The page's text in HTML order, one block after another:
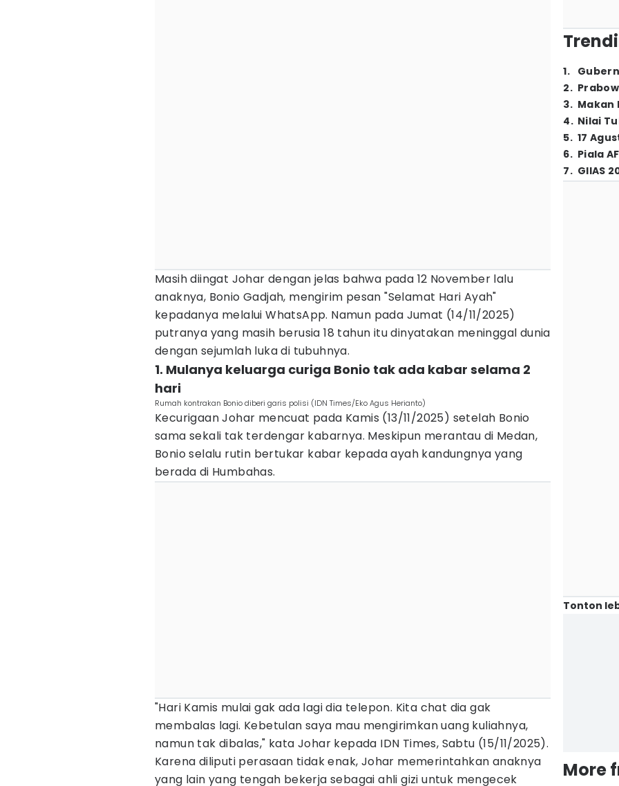
Masih diingat Johar dengan jelas bahwa pada 12 November lalu
anaknya, Bonio Gadjah, mengirim pesan "Selamat Hari Ayah"
kepadanya melalui WhatsApp. Namun pada Jumat (14/11/2025)
putranya yang masih berusia 18 tahun itu dinyatakan meninggal dunia
dengan sejumlah luka di tubuhnya.
1. Mulanya keluarga curiga Bonio tak ada kabar selama 2
hari
Rumah kontrakan Bonio diberi garis polisi (IDN Times/Eko Agus Herianto)
Kecurigaan Johar mencuat pada Kamis (13/11/2025) setelah Bonio
sama sekali tak terdengar kabarnya. Meskipun merantau di Medan,
Bonio selalu rutin bertukar kabar kepada ayah kandungnya yang
berada di Humbahas.
"Hari Kamis mulai gak ada lagi dia telepon. Kita chat dia gak
membalas lagi. Kebetulan saya mau mengirimkan uang kuliahnya,
namun tak dibalas," kata Johar kepada IDN Times, Sabtu (15/11/2025).
Karena diliputi perasaan tidak enak, Johar memerintahkan anaknya
yang lain yang tengah bekerja sebagai ahli gizi untuk mengecek
1.
2.
3. Makan
4. Nilai
5. 17
6. Piala
7. GIIAS
Tonton
More